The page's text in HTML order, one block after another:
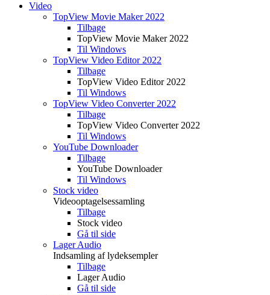
Video
TopView Movie Maker 2022
Tilbage
TopView Movie Maker 2022
Til Windows
TopView Video Editor 2022
Tilbage
TopView Video Editor 2022
Til Windows
TopView Video Converter 2022
Tilbage
TopView Video Converter 2022
Til Windows
YouTube Downloader
Tilbage
YouTube Downloader
Til Windows
Stock video
Videooptagelsessamling
Tilbage
Stock video
Gå til side
Lager Audio
Indsamling af lydeksempler
Tilbage
Lager Audio
Gå til side